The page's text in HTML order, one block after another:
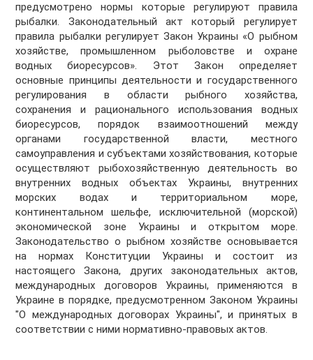
предусмотрено нормы которые регулируют правила
рыбалки. Законодательный акт который регулирует
правила рыбалки регулирует Закон Украины «О рыбном
хозяйстве, промышленном рыболовстве и охране
водных биоресурсов». Этот Закон определяет
основные принципы деятельности и государственного
регулирования в области рыбного хозяйства,
сохранения и рационального использования водных
биоресурсов, порядок взаимоотношений между
органами государственной власти, местного
самоуправления и субъектами хозяйствования, которые
осуществляют рыбохозяйственную деятельность во
внутренних водных объектах Украины, внутренних
морских водах и территориальном море,
континентальном шельфе, исключительной (морской)
экономической зоне Украины и открытом море.
Законодательство о рыбном хозяйстве основывается
на нормах Конституции Украины и состоит из
настоящего Закона, других законодательных актов,
международных договоров Украины, применяются в
Украине в порядке, предусмотренном Законом Украины
"О международных договорах Украины", и принятых в
соответствии с ними нормативно-правовых актов.